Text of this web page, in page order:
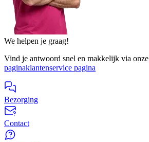
We helpen je graag!
Vind je antwoord snel en makkelijk via onze
paginaklantenservice pagina
Bezorging
Contact